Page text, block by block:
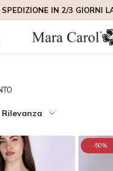
SPEDIZIONE IN 2/3 GIORNI
Rilevanza
-50%